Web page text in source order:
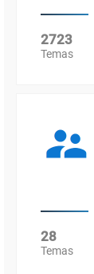
2723
Temas
28
Temas